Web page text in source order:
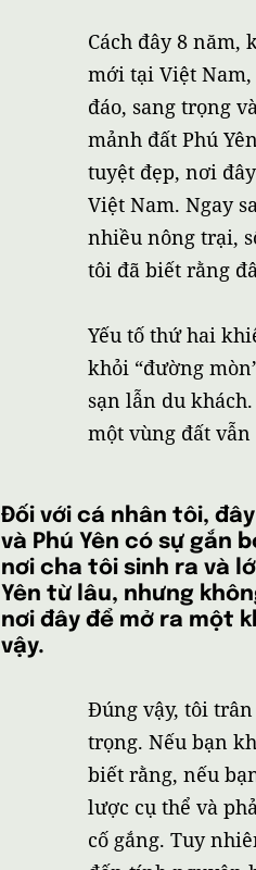
Cách đây 8 năm,
mới tại Việt
đáo, sang trọng
mảnh đất Phú
tuyệt đẹp, nơi
Việt Nam. Ngay
nhiều nông trại,
tôi đã biết rằng
Yếu tố thứ hai
khỏi “đường
sạn lẫn du
một vùng đất
Ðối với cá nhân tôi,
và Phú Yên có sự gắn
nơi cha tôi sinh ra và
Yên từ lâu, nhưng
nơi đây để mở ra một
vậy.
Đúng vậy, tôi
trọng. Nếu bạn
biết rằng, nếu
lược cụ thể và
cố gắng. Tuy